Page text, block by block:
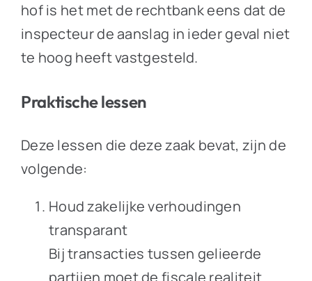
hof is het met de rechtbank eens dat de
inspecteur de aanslag in ieder geval niet
te hoog heeft vastgesteld.
Praktische lessen
Deze lessen die deze zaak bevat, zijn de
volgende:
Houd zakelijke verhoudingen
transparant
Bij transacties tussen gelieerde